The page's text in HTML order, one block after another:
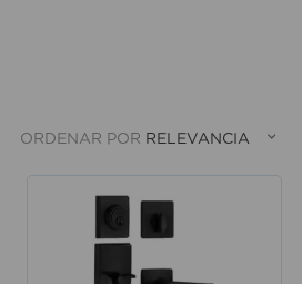
ORDENAR POR RELEVANCIA